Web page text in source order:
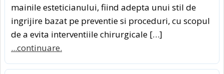
mainile esteticianului, fiind adepta unui stil de
ingrijire bazat pe preventie si proceduri, cu scopul
de a evita interventiile chirurgicale […]
...continuare.